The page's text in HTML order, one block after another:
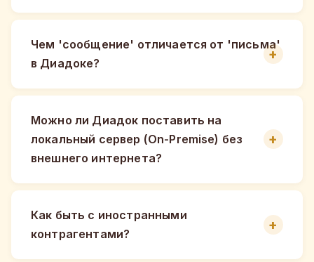
Чем 'сообщение' отличается от 'письма'
в Диадоке?
Можно ли Диадок поставить на
локальный сервер (On-Premise) без
внешнего интернета?
Как быть с иностранными
контрагентами?